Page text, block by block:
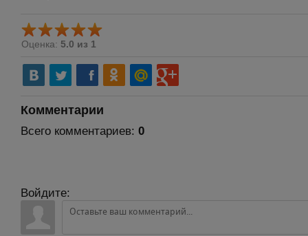
Оценка: 5.0 из 1
Комментарии
Всего комментариев: 0
Войдите: